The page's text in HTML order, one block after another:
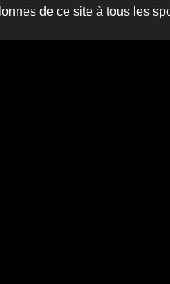
de ce site à tous les